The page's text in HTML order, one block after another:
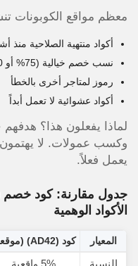
معظم مواقع الكوبونات
أكواد منتهية الصلاحية منذ
نسب خصم خيالية (75% أو 80%)
رموز لمتاجر أخرى بالخطأ
أكواد عشوائية لا تعمل أبداً
لماذا يفعلون هذا؟
يعمل فعلاً.
الأكواد الوهمية
المعيار كود (AD42) (موقعنا)